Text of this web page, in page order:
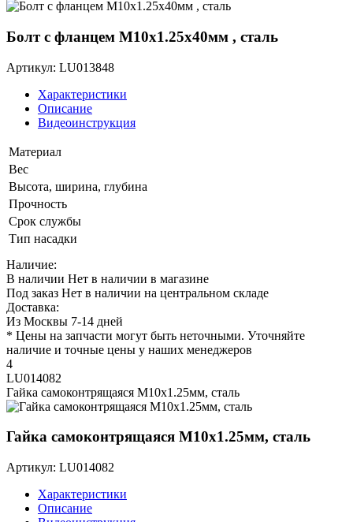
Болт с фланцем M10х1.25х40мм , сталь
Артикул: LU013848
Характеристики
Описание
Видеоинструкция
Материал
Вес
Высота, ширина, глубина
Прочность
Срок службы
Тип насадки
Наличие:
В наличии Нет в наличии в магазине
Под заказ Нет в наличии на центральном складе
Доставка:
Из Москвы 7-14 дней
* Цены на запчасти могут быть неточными. Уточняйте
наличие и точные цены у наших менеджеров
4
LU014082
Гайка самоконтрящаяся M10х1.25мм, сталь
Гайка самоконтрящаяся M10х1.25мм, сталь
Артикул: LU014082
Характеристики
Описание